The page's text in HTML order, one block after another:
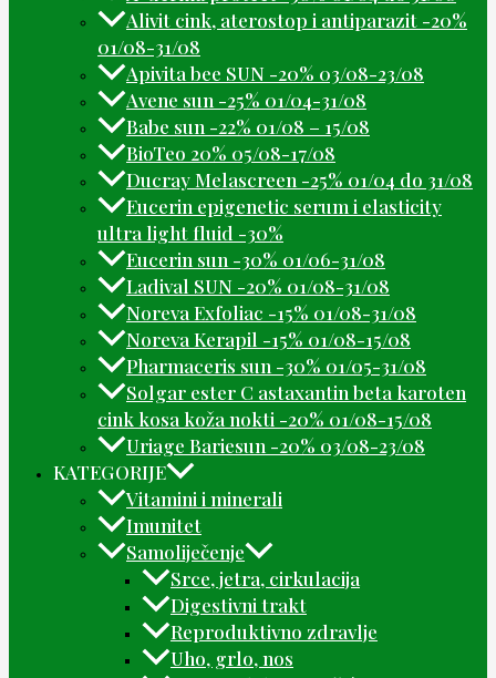
Alivit cink, aterostop i antiparazit -20%
01/08-31/08
Apivita bee SUN -20% 03/08-23/08
Avene sun -25% 01/04-31/08
Babe sun -22% 01/08 – 15/08
BioTeo 20% 05/08-17/08
Ducray Melascreen -25% 01/04 do 31/08
Eucerin epigenetic serum i elasticity
ultra light fluid -30%
Eucerin sun -30% 01/06-31/08
Ladival SUN -20% 01/08-31/08
Noreva Exfoliac -15% 01/08-31/08
Noreva Kerapil -15% 01/08-15/08
Pharmaceris sun -30% 01/05-31/08
Solgar ester C astaxantin beta karoten
cink kosa koža nokti -20% 01/08-15/08
Uriage Bariesun -20% 03/08-23/08
KATEGORIJE
Vitamini i minerali
Imunitet
Samoliječenje
Srce, jetra, cirkulacija
Digestivni trakt
Reproduktivno zdravlje
Uho, grlo, nos